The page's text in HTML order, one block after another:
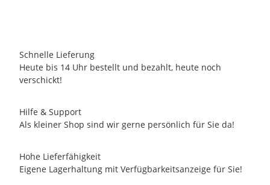
Schnelle Lieferung
Heute bis 14 Uhr bestellt und bezahlt, heute noch
verschickt!
Hilfe & Support
Als kleiner Shop sind wir gerne persönlich für Sie da!
Hohe Lieferfähigkeit
Eigene Lagerhaltung mit Verfügbarkeitsanzeige für Sie!